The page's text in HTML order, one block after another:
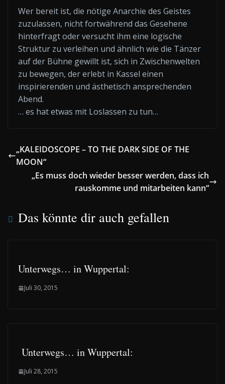
Wer bereit ist, die nötige Anarchie des Geistes
zuzulassen, nicht fortwährend das Gesehene
hinterfragt oder versucht ihm eine logische
Struktur zu verleihen und ähnlich wie die Tänzer
auf der Bühne gewillt ist, sich in Zwischenwelten
zu bewegen, der erlebt in Kassel einen
inspirierenden und ästhetisch ansprechenden
Abend.
… es hat etwas mit Loslassen zu tun…
„KALEIDOSCOPE – TO THE DARK SIDE OF THE
MOON“
„Es muss doch wieder besser werden, dass ich
rauskomme und mitarbeiten kann“
Das könnte dir auch gefallen
Unterwegs… in Wuppertal:
Juli 30, 2015
Unterwegs… in Wuppertal:
Juli 28, 2015